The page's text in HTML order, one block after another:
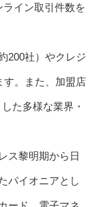
イン取引件数を
200社）やクレジ
す。また、加盟店
た多様な業界・
ス黎明期から日
パイオニアとし